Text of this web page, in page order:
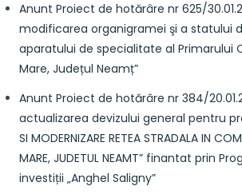
Anunt Proiect de hotărâre nr 625/
modificarea organigramei şi a statului
aparatului de specialitate al Primarului
Mare, Județul Neamț”
Anunt Proiect de hotărâre nr 384/
actualizarea devizului general pentru
SI MODERNIZARE RETEA STRADALA IN
MARE, JUDETUL NEAMT” finantat prin
investiții „Anghel Saligny”